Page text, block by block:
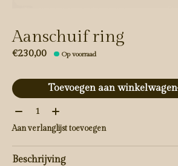
Aanschuif ring
€230,00 Op voorraad
Toevoegen aan winkelwagen
Aantal:
Aan verlanglijst toevoegen
Beschrijving